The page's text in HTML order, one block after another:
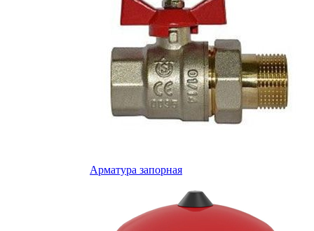
Арматура запорная